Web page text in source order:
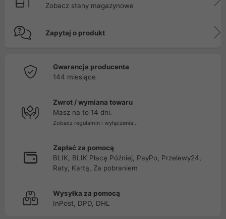
Zobacz stany magazynowe
Zapytaj o produkt
Gwarancja producenta
144 miesiące
Zwrot / wymiana towaru
Masz na to 14 dni.
Zobacz regulamin i wyłączenia...
Zapłać za pomocą
BLIK, BLIK Płacę Później, PayPo, Przelewy24,
Raty, Kartą, Za pobraniem
Wysyłka za pomocą
InPost, DPD, DHL